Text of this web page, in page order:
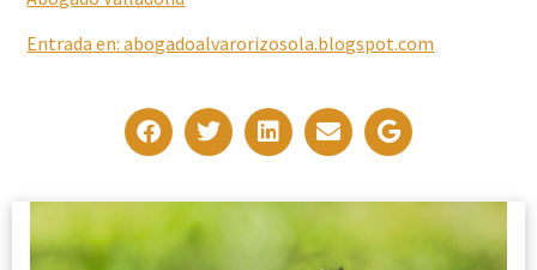
Entrada en: abogadoalvarorizosola.blogspot.com